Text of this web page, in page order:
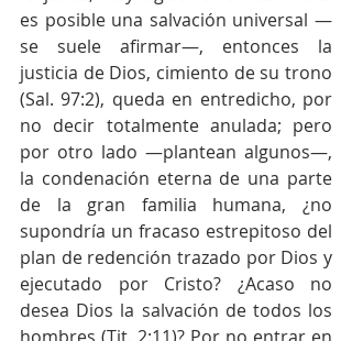
es posible una salvación universal —
se suele afirmar—, entonces la
justicia de Dios, cimiento de su trono
(Sal. 97:2), queda en entredicho, por
no decir totalmente anulada; pero
por otro lado —plantean algunos—,
la condenación eterna de una parte
de la gran familia humana, ¿no
supondría un fracaso estrepitoso del
plan de redención trazado por Dios y
ejecutado por Cristo? ¿Acaso no
desea Dios la salvación de todos los
hombres (Tit. 2:11)? Por no entrar en